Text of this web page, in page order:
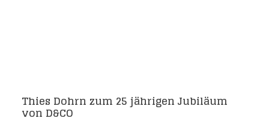
Thies Dohrn zum 25 jährigen Jubiläum
von D&CO